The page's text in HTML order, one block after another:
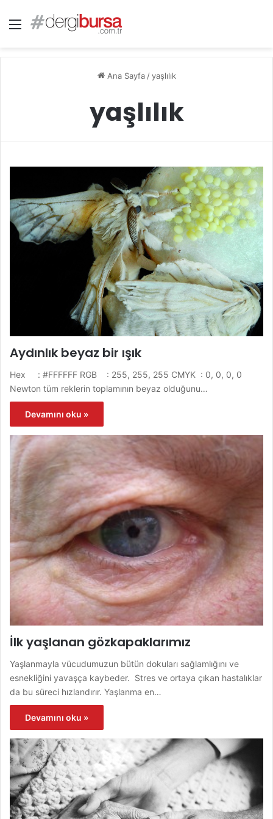
Menü
Ana Sayfa / yaşlılık
yaşlılık
Aydınlık beyaz bir ışık
Hex : #FFFFFF RGB : 255, 255, 255 CMYK : 0, 0, 0, 0
Newton tüm reklerin toplamının beyaz olduğunu…
Devamını oku »
İlk yaşlanan gözkapaklarımız
Yaşlanmayla vücudumuzun bütün dokuları sağlamlığını ve
esnekliğini yavaşça kaybeder. Stres ve ortaya çıkan hastalıklar
da bu süreci hızlandırır. Yaşlanma en…
Devamını oku »